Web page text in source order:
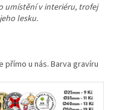
umístění v interiéru, trofej
lesku.
u nás. Barva gravíru